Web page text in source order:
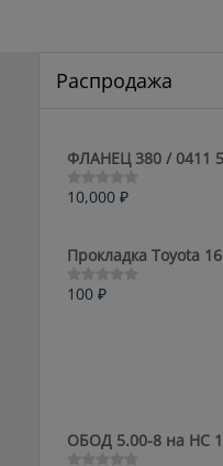
Распродажа
ФЛАНЕЦ 380 / 0411
Оценка
5
10,000 ₽
Прокладка Toyota
Оценка
100 ₽
ОБОД 5.00-8 на HC